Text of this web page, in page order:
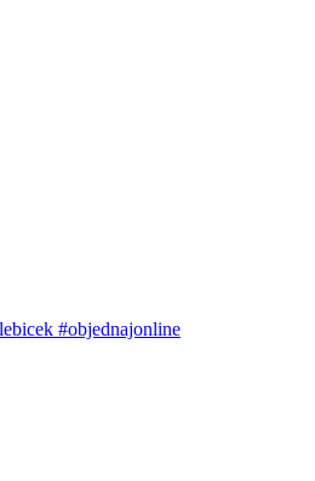
#objednajonline